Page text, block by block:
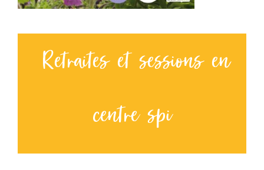
Retraites et sessions en
centre spi